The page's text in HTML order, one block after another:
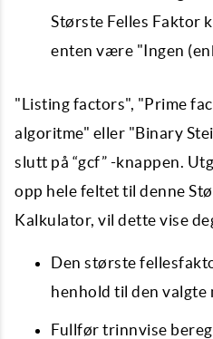
Største Felles Faktor
enten være "Ingen
"Listing factors", "Prime
algoritme" eller "Binary
slutt på “gcf” -knappen.
opp hele feltet til denne
Kalkulator, vil dette vise
Den største
henhold til den valgte
Fullfør trinnvise